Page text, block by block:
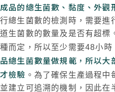
成品的總生菌數、黏度、外觀
行總生菌數的檢測時，需要進
道生菌數的數量及是否有超標
種而定，所以至少需要48小時
品總生菌數量做規範，所以大
才檢驗 。為了確保生產過程中
並建立可追溯的機制，因此在